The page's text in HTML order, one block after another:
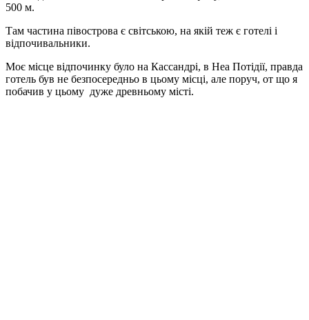
500 м.
Там частина півострова є світською, на якій теж є готелі і
відпочивальники.
Моє місце відпочинку було на Кассандрі, в Неа Потідії, правда
готель був не безпосередньо в цьому місці, але поруч, от що я
побачив у цьому дуже древньому місті.